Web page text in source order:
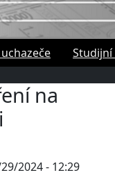
Studijní
na
2024 - 12:29